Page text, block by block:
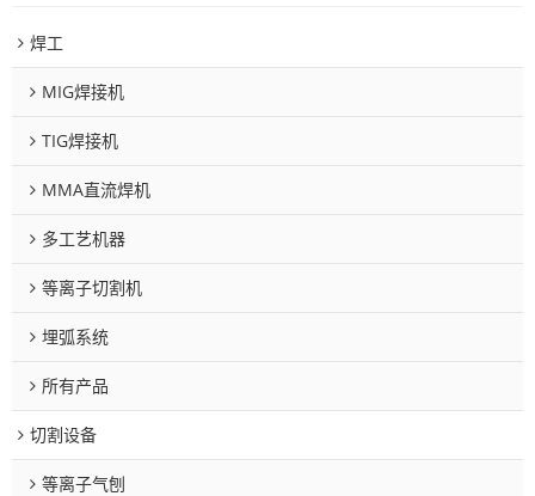
焊工
MIG焊接机
TIG焊接机
MMA直流焊机
多工艺机器
等离子切割机
埋弧系统
所有产品
切割设备
等离子气刨